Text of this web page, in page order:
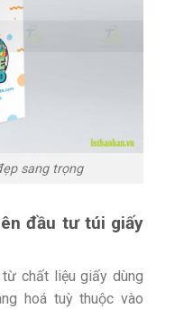
sang trọng
đầu tư túi giấy
chất liệu giấy dùng
hoá tuỳ thuộc vào